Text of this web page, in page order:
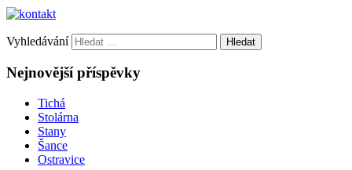
Vyhledávání
Nejnovější příspěvky
Tichá
Stolárna
Stany
Šance
Ostravice